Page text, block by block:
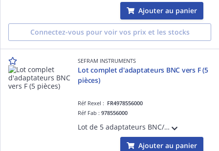
Ajouter au panier
Connectez-vous pour voir vos prix et les stocks
SEFRAM INSTRUMENTS
Lot complet d'adaptateurs BNC vers F (5
pièces)
Réf Rexel : FR4978556000
Réf Fab :978556000
Lot de 5 adaptateurs BNC/F, permettant la conversion de la connecteur type BNC vers la connectique type F
Ajouter au panier